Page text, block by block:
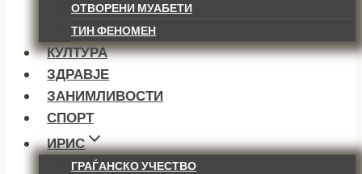
ОТВОРЕНИ МУАБЕТИ
ТИН ФЕНОМЕН
КУЛТУРА
ЗДРАВЈЕ
ЗАНИМЛИВОСТИ
СПОРТ
ИРИС
ГРАЃАНСКО УЧЕСТВО